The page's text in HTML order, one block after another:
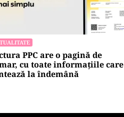
PPC are o pagină de
cu toate informațiile care
la îndemână